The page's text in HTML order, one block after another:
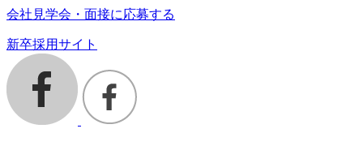
会社見学会・面接に応募する
新卒採用サイト